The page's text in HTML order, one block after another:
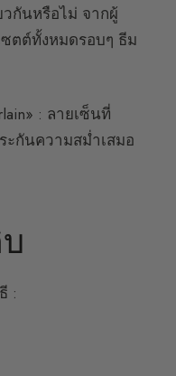
กันหรือไม่ จากผู้
ซตต์ทั้งหมดรอบๆ ธีม
: ลายเซ็นที่
ะกันความสม่ำเสมอ
: